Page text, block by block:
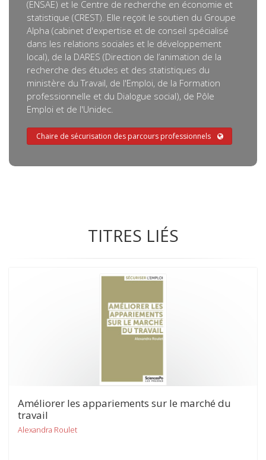
(ENSAE) et le Centre de recherche en économie et
statistique (CREST). Elle reçoit le soutien du Groupe
Alpha (cabinet d'expertise et de conseil spécialisé
dans les relations sociales et le développement
local), de la DARES (Direction de l’animation de la
recherche des études et des statistiques du
ministère du Travail, de l'Emploi, de la Formation
professionnelle et du Dialogue social), de Pôle
Emploi et de l'Unidec.
Chaire de sécurisation des parcours professionnels
TITRES LIÉS
Améliorer les appariements sur le marché du
travail
Alexandra Roulet